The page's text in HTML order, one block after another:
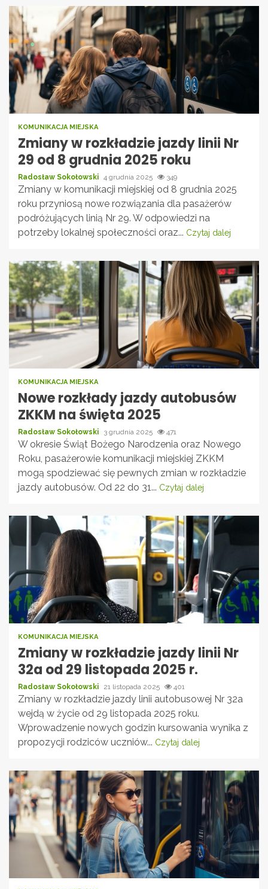
KOMUNIKACJA MIEJSKA
Zmiany w rozkładzie jazdy linii Nr
29 od 8 grudnia 2025 roku
Radosław Sokołowski 4 grudnia 2025 349
Zmiany w komunikacji miejskiej od 8 grudnia 2025
roku przyniosą nowe rozwiązania dla pasażerów
podróżujących linią Nr 29. W odpowiedzi na
potrzeby lokalnej społeczności oraz... Czytaj dalej
KOMUNIKACJA MIEJSKA
Nowe rozkłady jazdy autobusów
ZKKM na święta 2025
Radosław Sokołowski 3 grudnia 2025 471
W okresie Świąt Bożego Narodzenia oraz Nowego
Roku, pasażerowie komunikacji miejskiej ZKKM
mogą spodziewać się pewnych zmian w rozkładzie
jazdy autobusów. Od 22 do 31... Czytaj dalej
KOMUNIKACJA MIEJSKA
Zmiany w rozkładzie jazdy linii Nr
32a od 29 listopada 2025 r.
Radosław Sokołowski 21 listopada 2025 401
Zmiany w rozkładzie jazdy linii autobusowej Nr 32a
wejdą w życie od 29 listopada 2025 roku.
Wprowadzenie nowych godzin kursowania wynika z
propozycji rodziców uczniów... Czytaj dalej